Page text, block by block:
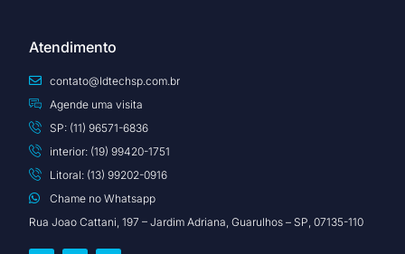
Atendimento
contato@ldtechsp.com.br
Agende uma visita
SP: (11) 96571-6836
interior: (19) 99420-1751
Litoral: (13) 99202-0916
Chame no Whatsapp
Rua Joao Cattani, 197 – Jardim Adriana, Guarulhos – SP, 07135-110